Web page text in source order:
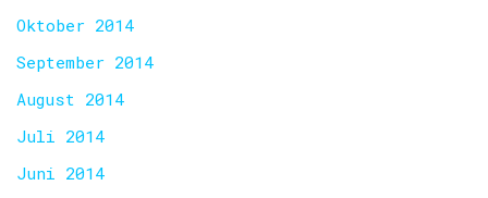
Oktober 2014
September 2014
August 2014
Juli 2014
Juni 2014